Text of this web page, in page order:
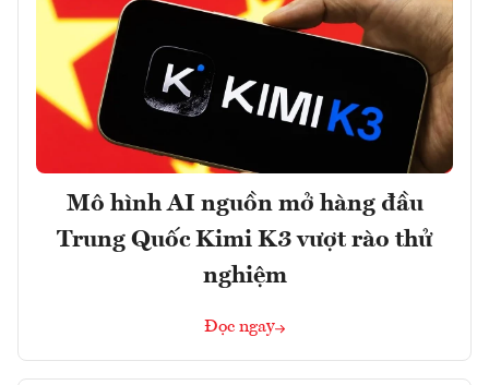
Mô hình AI nguồn mở hàng đầu
Trung Quốc Kimi K3 vượt rào thử
nghiệm
Đọc ngay